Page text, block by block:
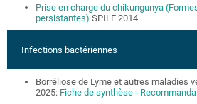
Prise en charge du chikungunya
persistantes) SPILF 2014
Infections bactériennes
Borréliose de Lyme et autres maladies
2025: Fiche de synthèse -